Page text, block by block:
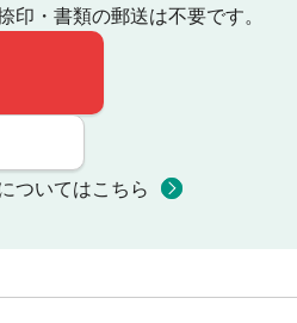
印・書類の郵送は不要です。
ついてはこちら